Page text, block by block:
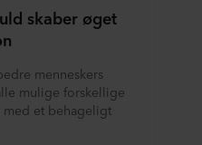
skaber øget
menneskers
mulige forskellige
et behageligt